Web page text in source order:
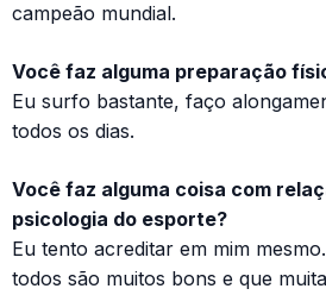
campeão mundial.
Você faz alguma preparação
Eu surfo bastante, faço
todos os dias.
Você faz alguma coisa com
psicologia do esporte?
Eu tento acreditar em mim
todos são muitos bons e que